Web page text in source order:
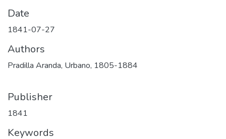
Date
1841-07-27
Authors
Pradilla Aranda, Urbano, 1805-1884
Publisher
1841
Keywords